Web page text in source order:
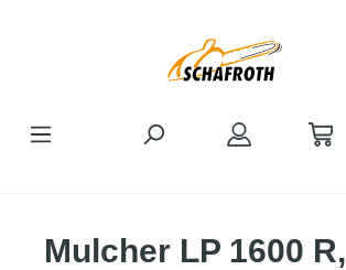
Mulcher LP 1600 R,